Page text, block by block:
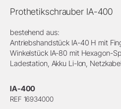
Prothetikschrauber IA-400
bestehend aus:
Antriebshandstück IA-40 H mit
Winkelstück IA-80 mit Hexagon-
Ladestation, Akku Li-Ion, Netzkabel
IA-400
REF 16934000